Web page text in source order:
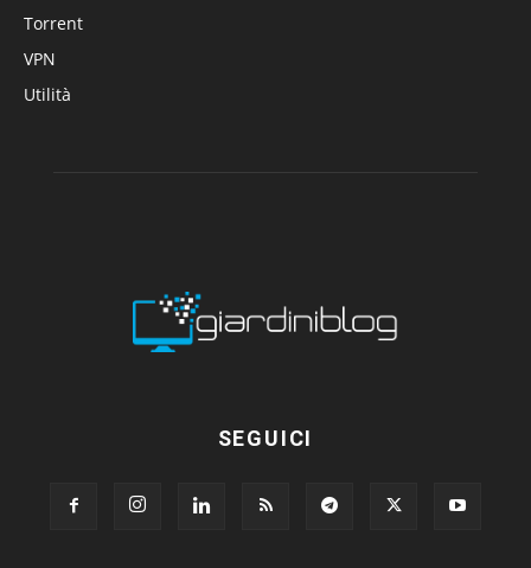
Torrent
VPN
Utilità
SEGUICI